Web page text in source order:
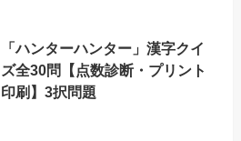
「ハンターハンター」漢字クイ
ズ全30問【点数診断・プリント
印刷】3択問題